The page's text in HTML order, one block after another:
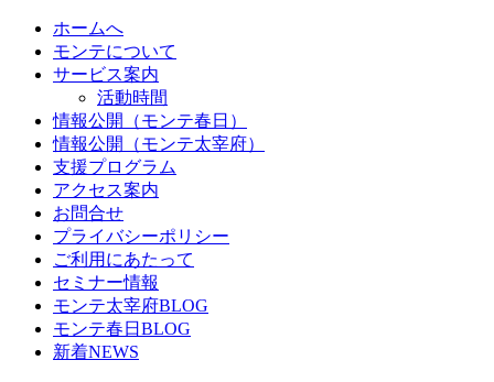
ホームへ
モンテについて
サービス案内
活動時間
情報公開（モンテ春日）
情報公開（モンテ太宰府）
支援プログラム
アクセス案内
お問合せ
プライバシーポリシー
ご利用にあたって
セミナー情報
モンテ太宰府BLOG
モンテ春日BLOG
新着NEWS